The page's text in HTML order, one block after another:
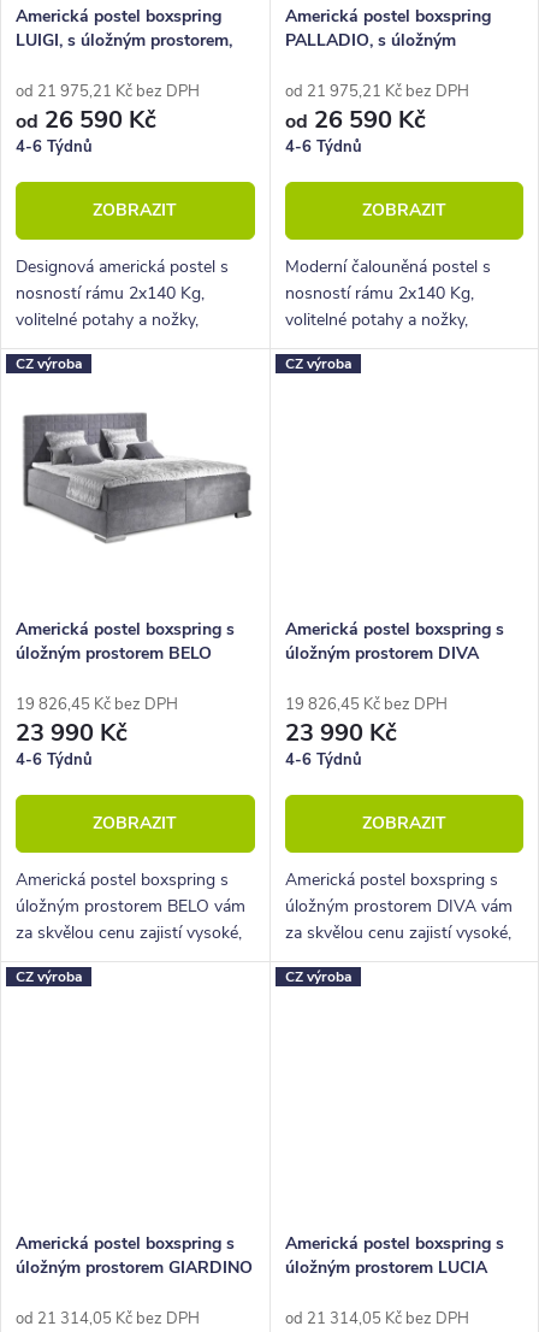
o
d
u
k
t
ů
r
o
d
u
k
t
ů
Americká postel boxspring
LUIGI, s úložným prostorem,
od 21 975,21 Kč bez DPH
od 26 590 Kč
4-6 Týdnů
ZOBRAZIT
Designová americká postel s
nosností rámu 2x140 Kg,
volitelné potahy a nožky,
hluboký úložný prostor.
Americká postel boxspring
PALLADIO, s úložným
od 21 975,21 Kč bez DPH
od 26 590 Kč
4-6 Týdnů
ZOBRAZIT
Moderní čalouněná postel s
nosností rámu 2x140 Kg,
volitelné potahy a nožky,
hluboký úložný prostor.
CZ výroba
Americká postel boxspring s
úložným prostorem BELO
19 826,45 Kč bez DPH
23 990 Kč
4-6 Týdnů
ZOBRAZIT
Americká postel boxspring s
úložným prostorem BELO vám
za skvělou cenu zajistí vysoké,
pohodlné spaní a velký úložný
prostor.
CZ výroba
Americká postel boxspring s
úložným prostorem DIVA
19 826,45 Kč bez DPH
23 990 Kč
4-6 Týdnů
ZOBRAZIT
Americká postel boxspring s
úložným prostorem DIVA vám
za skvělou cenu zajistí vysoké,
pohodlné spaní a velký úložný
prostor.
CZ výroba
Americká postel boxspring s
úložným prostorem GIARDINO
od 21 314,05 Kč bez DPH
CZ výroba
Americká postel boxspring s
úložným prostorem LUCIA
od 21 314,05 Kč bez DPH